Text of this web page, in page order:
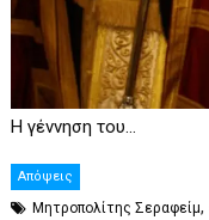
Η γέννηση του…
Απόψεις
Mητροπολίτης Σεραφείμ,